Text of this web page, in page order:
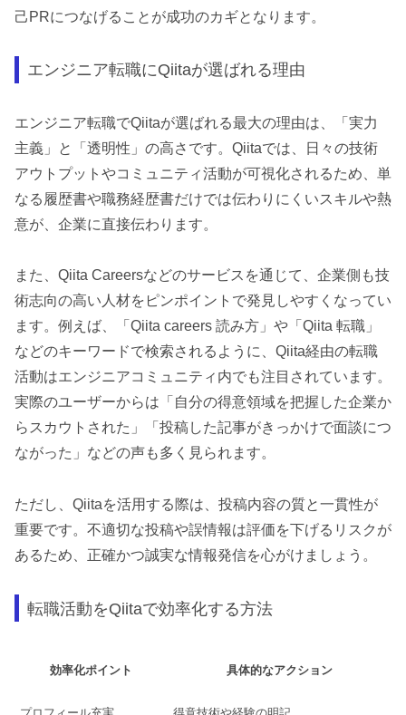
己PRにつなげることが成功のカギとなります。
エンジニア転職にQiitaが選ばれる理由
エンジニア転職でQiitaが選ばれる最大の理由は、「実力
主義」と「透明性」の高さです。Qiitaでは、日々の技術
アウトプットやコミュニティ活動が可視化されるため、単
なる履歴書や職務経歴書だけでは伝わりにくいスキルや熱
意が、企業に直接伝わります。
また、Qiita Careersなどのサービスを通じて、企業側も技
術志向の高い人材をピンポイントで発見しやすくなってい
ます。例えば、「Qiita careers 読み方」や「Qiita 転職」
などのキーワードで検索されるように、Qiita経由の転職
活動はエンジニアコミュニティ内でも注目されています。
実際のユーザーからは「自分の得意領域を把握した企業か
らスカウトされた」「投稿した記事がきっかけで面談につ
ながった」などの声も多く見られます。
ただし、Qiitaを活用する際は、投稿内容の質と一貫性が
重要です。不適切な投稿や誤情報は評価を下げるリスクが
あるため、正確かつ誠実な情報発信を心がけましょう。
転職活動をQiitaで効率化する方法
効率化ポイント 具体的なアクション